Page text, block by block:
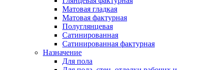
Матовая гладкая
Матовая фактурная
Полуглянцевая
Сатинированная
Сатинированная фактурная
Назначение
Для пола